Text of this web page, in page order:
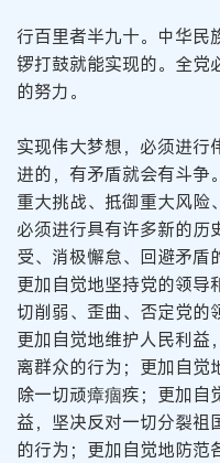
行百里者半九十。中华民
锣打鼓就能实现的。全党
的努力。
实现伟大梦想，必须进行
进的，有矛盾就会有斗争
重大挑战、抵御重大风险
必须进行具有许多新的历
受、消极懈怠、回避矛盾
更加自觉地坚持党的领导
切削弱、歪曲、否定党的
更加自觉地维护人民利益
离群众的行为；更加自觉
除一切顽瘴痼疾；更加自
益，坚决反对一切分裂祖
的行为；更加自觉地防范